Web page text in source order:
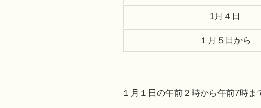
1月４日
１月５日から
１月１日の午前２時から午前7時ま